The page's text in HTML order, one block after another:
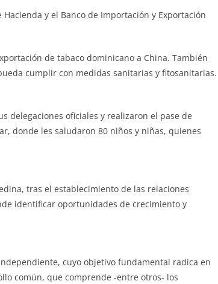
y el Banco de Importación y Exportación
de tabaco dominicano a China. También
cumplir con medidas sanitarias y fitosanitarias.
delegaciones oficiales y realizaron el pase de
donde les saludaron 80 niños y niñas, quienes
tras el establecimiento de las relaciones
identificar oportunidades de crecimiento y
cuyo objetivo fundamental radica en
común, que comprende -entre otros- los